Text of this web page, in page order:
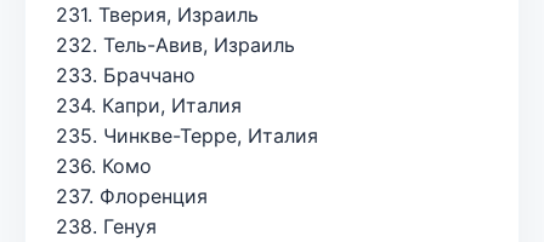
231. Тверия, Израиль
232. Тель-Авив, Израиль
233. Браччано
234. Капри, Италия
235. Чинкве-Терре, Италия
236. Комо
237. Флоренция
238. Генуя